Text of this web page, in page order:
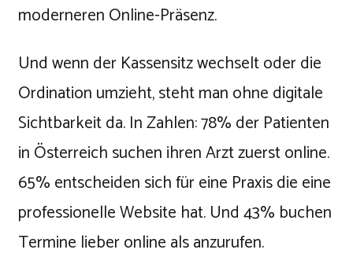
moderneren Online-Präsenz.
Und wenn der Kassensitz wechselt oder die
Ordination umzieht, steht man ohne digitale
Sichtbarkeit da. In Zahlen: 78% der Patienten
in Österreich suchen ihren Arzt zuerst online.
65% entscheiden sich für eine Praxis die eine
professionelle Website hat. Und 43% buchen
Termine lieber online als anzurufen.